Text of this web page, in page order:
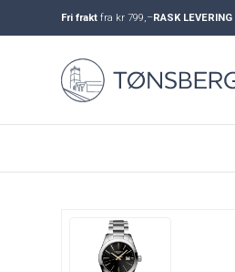
Fri frakt fra kr 799,–RASK LEVERING